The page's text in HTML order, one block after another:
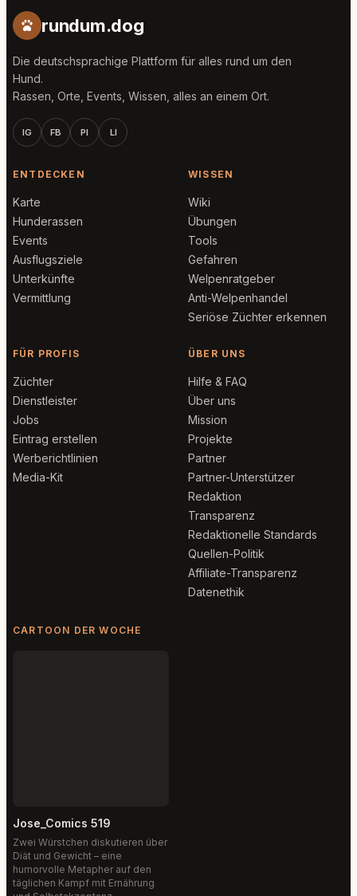
rundum.dog
Die deutschsprachige Plattform für alles rund um den
Hund.
Rassen, Orte, Events, Wissen, alles an einem Ort.
IG FB PI LI
ENTDECKEN
Karte
Hunderassen
Events
Ausflugsziele
Unterkünfte
Vermittlung
WISSEN
Wiki
Übungen
Tools
Gefahren
Welpenratgeber
Anti-Welpenhandel
Seriöse Züchter erkennen
FÜR PROFIS
Züchter
Dienstleister
Jobs
Eintrag erstellen
Werberichtlinien
Media-Kit
ÜBER UNS
Hilfe & FAQ
Über uns
Mission
Projekte
Partner
Partner-Unterstützer
Redaktion
Transparenz
Redaktionelle Standards
Quellen-Politik
Affiliate-Transparenz
Datenethik
CARTOON DER WOCHE
Jose_Comics 519
Zwei Würstchen diskutieren über
Diät und Gewicht – eine
humorvolle Metapher auf den
täglichen Kampf mit Ernährung